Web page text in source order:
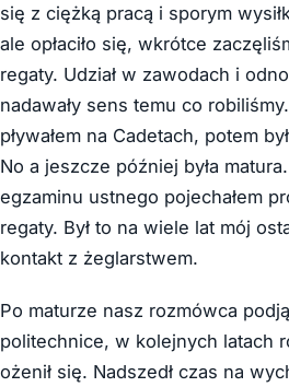
się z ciężką pracą i sporym
ale opłaciło się, wkrótce
regaty. Udział w zawodach i
nadawały sens temu co
pływałem na Cadetach, potem
No a jeszcze później była
egzaminu ustnego pojechałem
regaty. Był to na wiele lat mój
kontakt z żeglarstwem.
Po maturze nasz rozmówca
politechnice, w kolejnych latach
ożenił się. Nadszedł czas na